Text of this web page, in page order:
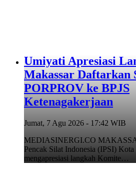
Umiyati Apresiasi
Makassar Daftarkan
PORPROV ke BPJS
Ketenagakerjaan
Jumat, 7 Agu 2026 - 17:42 WIB
MEDIASINERGI.CO
Pencak Silat Indonesia (IPSI)
mengapresiasi langkah Komite…